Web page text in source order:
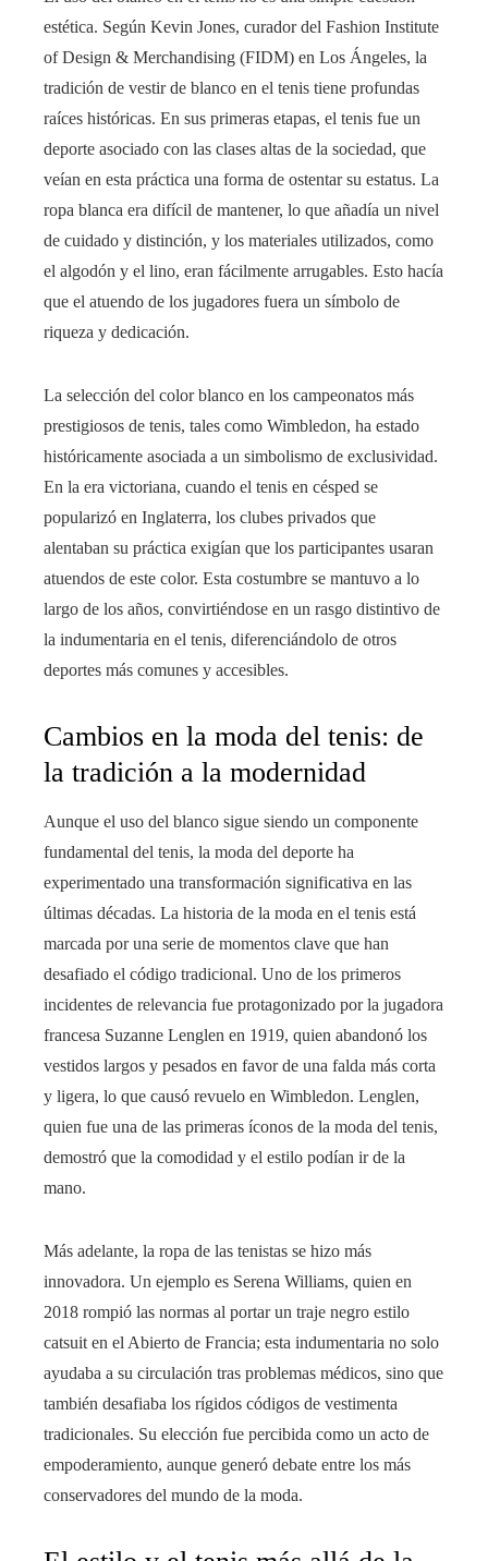
estética. Según Kevin Jones, curador del Fashion Institute
of Design & Merchandising (FIDM) en Los Ángeles, la
tradición de vestir de blanco en el tenis tiene profundas
raíces históricas. En sus primeras etapas, el tenis fue un
deporte asociado con las clases altas de la sociedad, que
veían en esta práctica una forma de ostentar su estatus. La
ropa blanca era difícil de mantener, lo que añadía un nivel
de cuidado y distinción, y los materiales utilizados, como
el algodón y el lino, eran fácilmente arrugables. Esto hacía
que el atuendo de los jugadores fuera un símbolo de
riqueza y dedicación.
La selección del color blanco en los campeonatos más
prestigiosos de tenis, tales como Wimbledon, ha estado
históricamente asociada a un simbolismo de exclusividad.
En la era victoriana, cuando el tenis en césped se
popularizó en Inglaterra, los clubes privados que
alentaban su práctica exigían que los participantes usaran
atuendos de este color. Esta costumbre se mantuvo a lo
largo de los años, convirtiéndose en un rasgo distintivo de
la indumentaria en el tenis, diferenciándolo de otros
deportes más comunes y accesibles.
Cambios en la moda del tenis: de
la tradición a la modernidad
Aunque el uso del blanco sigue siendo un componente
fundamental del tenis, la moda del deporte ha
experimentado una transformación significativa en las
últimas décadas. La historia de la moda en el tenis está
marcada por una serie de momentos clave que han
desafiado el código tradicional. Uno de los primeros
incidentes de relevancia fue protagonizado por la jugadora
francesa Suzanne Lenglen en 1919, quien abandonó los
vestidos largos y pesados en favor de una falda más corta
y ligera, lo que causó revuelo en Wimbledon. Lenglen,
quien fue una de las primeras íconos de la moda del tenis,
demostró que la comodidad y el estilo podían ir de la
mano.
Más adelante, la ropa de las tenistas se hizo más
innovadora. Un ejemplo es Serena Williams, quien en
2018 rompió las normas al portar un traje negro estilo
catsuit en el Abierto de Francia; esta indumentaria no solo
ayudaba a su circulación tras problemas médicos, sino que
también desafiaba los rígidos códigos de vestimenta
tradicionales. Su elección fue percibida como un acto de
empoderamiento, aunque generó debate entre los más
conservadores del mundo de la moda.